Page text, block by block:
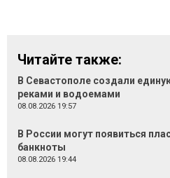
Читайте также:
В Севастополе создали
реками и водоемами
08.08.2026 19:57
В России могут появиться
банкноты
08.08.2026 19:44